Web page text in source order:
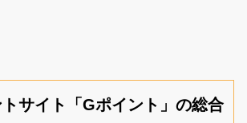
サイト「Gポイント」の総合